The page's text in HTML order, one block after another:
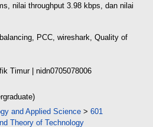
nilai throughput 3.98 kbps, dan nilai
PCC, wireshark, Quality of
Timur| nidn0705078006
and Applied Science > 601
Theory of Technology